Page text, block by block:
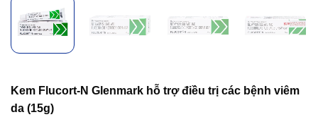
Kem Flucort-N Glenmark hỗ trợ điều trị các bệnh viêm
da (15g)